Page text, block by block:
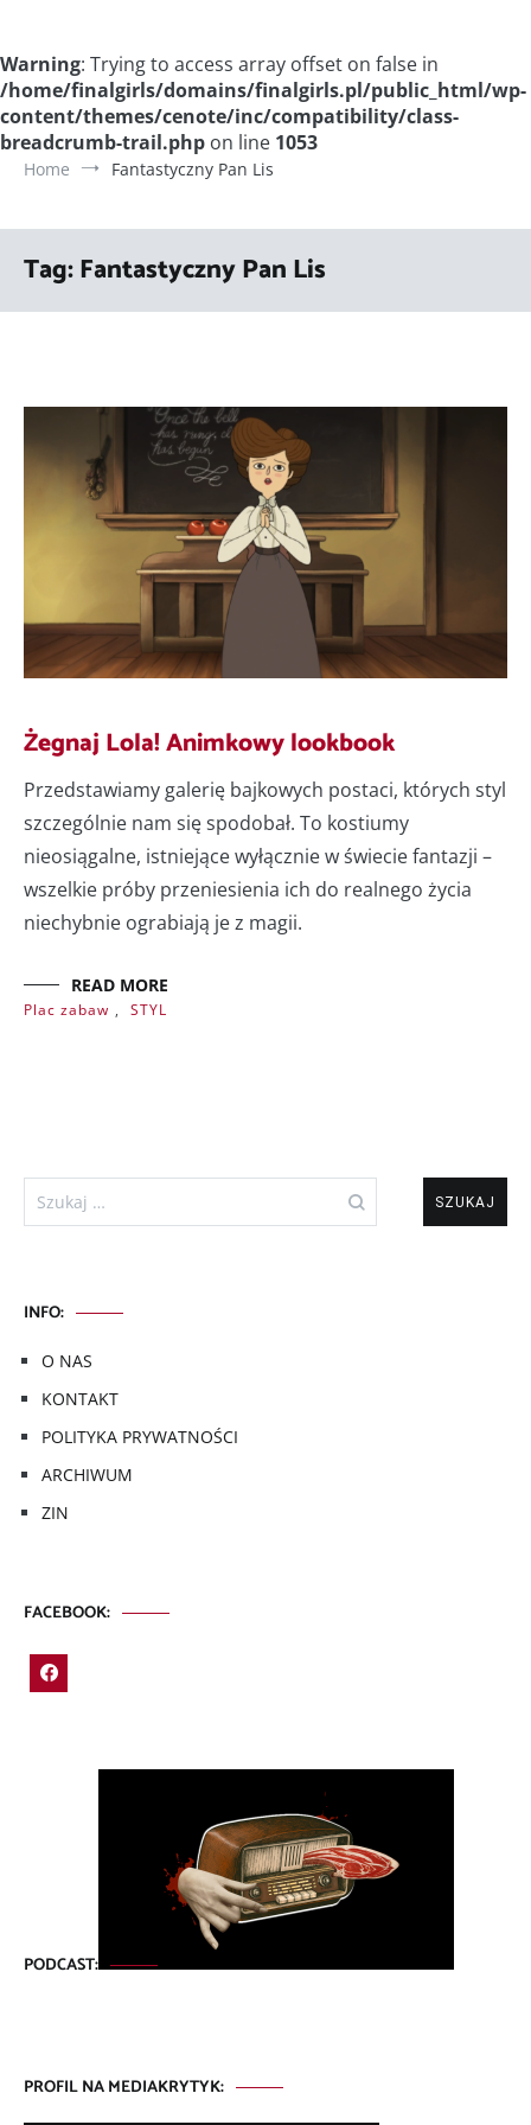
Warning: Trying to access array offset on false in
/home/finalgirls/domains/finalgirls.pl/public_html/wp-
content/themes/cenote/inc/compatibility/class-
breadcrumb-trail.php on line 1053
Home Fantastyczny Pan Lis
Tag:Fantastyczny Pan Lis
Żegnaj Lola! Animkowy lookbook
Przedstawiamy galerię bajkowych postaci, których styl
szczególnie nam się spodobał. To kostiumy
nieosiągalne, istniejące wyłącznie w świecie fantazji –
wszelkie próby przeniesienia ich do realnego życia
niechybnie ograbiają je z magii.
READ MORE
Plac zabaw , STYL
Szukaj:
INFO:
O NAS
KONTAKT
POLITYKA PRYWATNOŚCI
ARCHIWUM
ZIN
FACEBOOK:
PODCAST:
PROFIL NA MEDIAKRYTYK: